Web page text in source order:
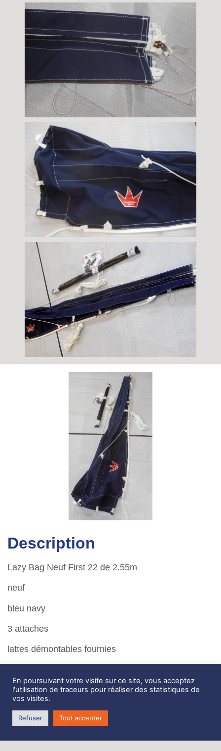
Description
Lazy Bag Neuf First 22 de 2.55m
neuf
bleu navy
3 attaches
lattes démontables fournies
longueur 2.55m
hauteur sur l’avant 55 cm
En poursuivant votre visite sur ce site, vous acceptez
l'utilisation de traceurs pour réaliser des statistiques de
vos visites.
Refuser Tout accepter